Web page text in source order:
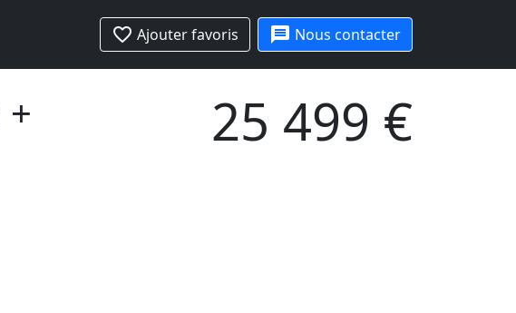
favorite_border Ajouter favoris message Nous contacter
25 499 €